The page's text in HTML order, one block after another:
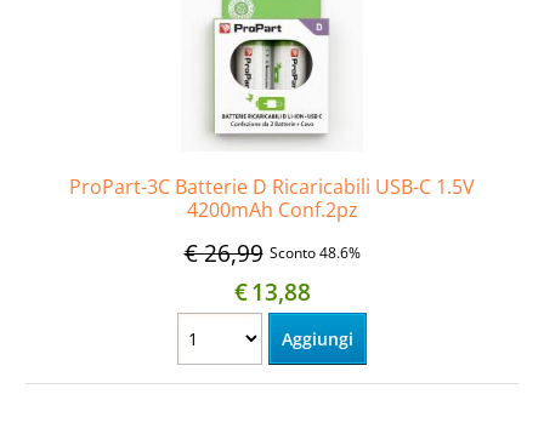
ProPart-3C Batterie D Ricaricabili USB-C 1.5V
4200mAh Conf.2pz
€ 26,99 Sconto 48.6%
€13,88